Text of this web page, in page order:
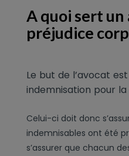
A quoi sert un
préjudice
Le but de l’avocat
indemnisation pour
Celui-ci doit donc
indemnisables ont été
s’assurer que chacun